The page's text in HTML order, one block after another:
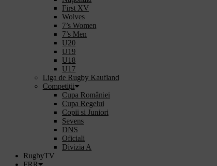
First XV
Wolves
7’s Women
7’s Men
U20
U19
U18
U17
Liga de Rugby Kaufland
Competiții
Cupa României
Cupa Regelui
Copii si Juniori
Sevens
DNS
Oficiali
Divizia A
RugbyTV
FRR